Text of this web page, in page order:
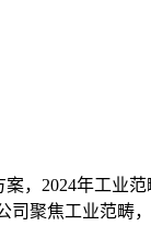
，2024年工业范
聚焦工业范畴